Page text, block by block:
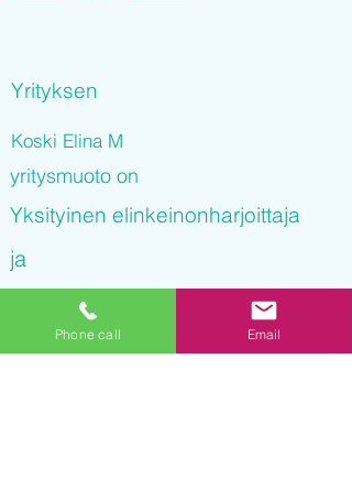
Yrityksen
Koski Elina M
yritysmuoto on
Yksityinen elinkeinonharjoittaja
ja
Koski Elina M
on rekisteröity kaupparekisteriin
Phone call Email